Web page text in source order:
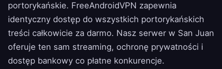
portorykańskie. FreeAndroidVPN zapewnia
identyczny dostęp do wszystkich portorykańskich
treści całkowicie za darmo. Nasz serwer w San Juan
oferuje ten sam streaming, ochronę prywatności i
dostęp bankowy co płatne konkurencje.